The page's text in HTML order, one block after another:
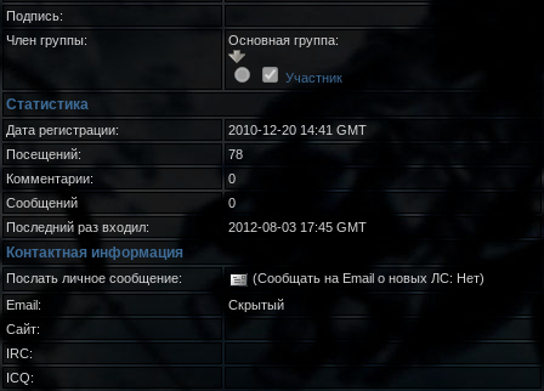
Подпись:
Член группы:
Основная группа:
Участник
Статистика
Дата регистрации:
2010-12-20 14:41 GMT
Посещений:
78
Комментарии:
0
Сообщений
0
Последний раз входил:
2012-08-03 17:45 GMT
Контактная информация
Послать личное сообщение:
(Сообщать на Email о новых ЛС: Нет)
Email:
Скрытый
Сайт:
IRC:
ICQ: